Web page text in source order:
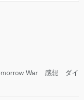
War 感想 ダイ